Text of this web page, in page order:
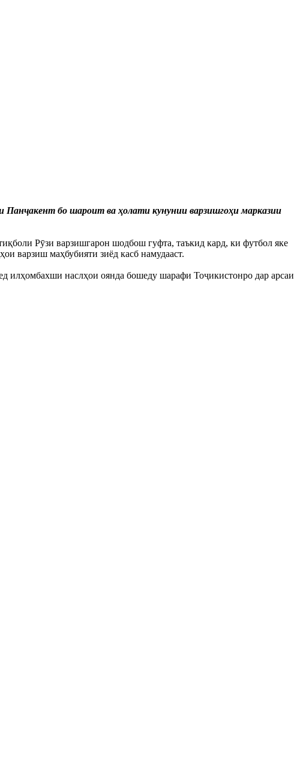
Панҷакент бо шароит ва ҳолати кунунии варзишгоҳи марказии
Рӯзи варзишгарон шодбош гуфта, таъкид кард, ки футбол яке
варзиш маҳбубияти зиёд касб намудааст.
илҳомбахши наслҳои оянда бошеду шарафи Тоҷикистонро дар арсаи